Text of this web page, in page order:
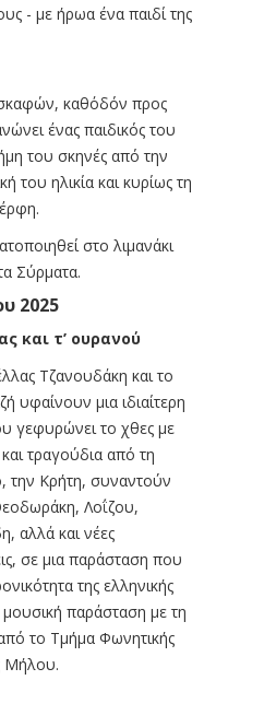
- με ήρωα ένα παιδί της
καθ΄οδόν προς
ένας παιδικός του
του σκηνές από την
του ηλικία και κυρίως τη
στο λιμανάκι
Σύρματα.
2025
και τ’ ουρανού
Τζανουδάκη και το
υφαίνουν μια ιδιαίτερη
γεφυρώνει το χθες με
τραγούδια από τη
την Κρήτη, συναντούν
Λοΐζου,
αλλά και νέες
σε μια παράσταση που
της ελληνικής
παράσταση με τη
το Τμήμα Φωνητικής
Μήλου.